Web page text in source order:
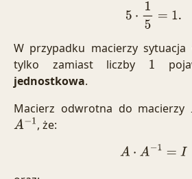
1
W przypadku macierzy sytuacja
tylko zamiast liczby 1
jednostkowa.
Macierz odwrotna do macierzy
A−1 , że:
A⋅A−1 =I